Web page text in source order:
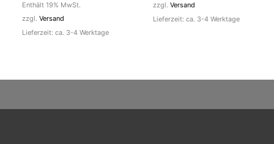
Enthält 19% MwSt.
zzgl.Versand
Lieferzeit: ca. 3-4 Werktage
zzgl.Versand
Lieferzeit: ca. 3-4 Werktage